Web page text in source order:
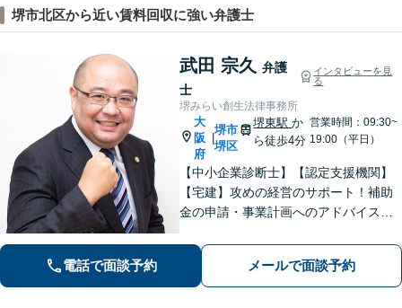
堺市北区から近い賃料回収に強い弁護士
武田 宗久 弁護
士
インタビューを見
る
堺みらい創生法律事務所
大
阪
府
|
堺市
堺区
堺東駅か
ら徒歩4分
営業時間：09:30~
19:00（平日）
【中小企業診断士】【認定支援機関】
【宅建】攻めの経営のサポート！補助
金の申請・事業計画へのアドバイス／
せ！財産分与・事業継承／交通事故／
債務整理／労働問題も【夜間・休日面
談】【完全個室】【堺東駅4分】
電話で面談予約 メールで面談予約